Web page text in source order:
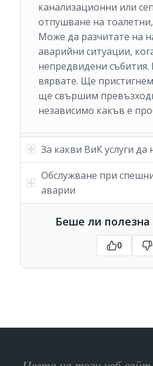
канализационни или
отпушване на
Може да разчитате на
аварийни ситуации,
непредвидени
вярвате. Ще
ще свършим
независимо какъв е
За какви ВиК услуги да
Обслужване при
аварии
Беше ли полезна
0